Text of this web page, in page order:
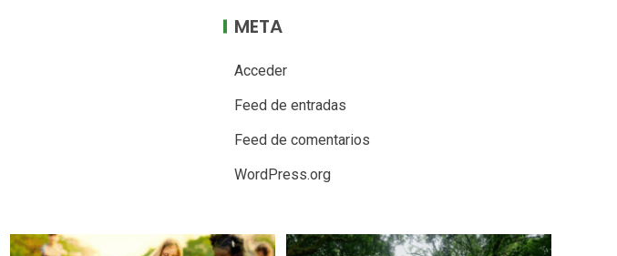
META
Acceder
Feed de entradas
Feed de comentarios
WordPress.org